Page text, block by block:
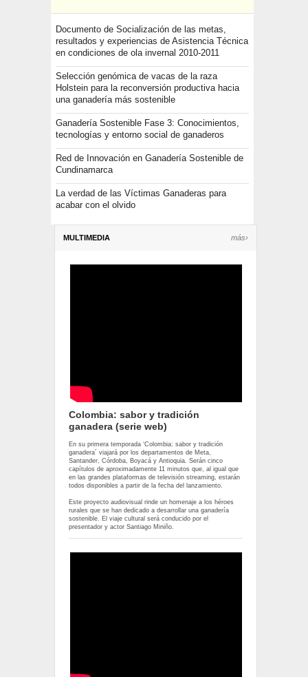
Documento de Socialización de las metas,
resultados y experiencias de Asistencia Técnica
en condiciones de ola invernal 2010-2011
Selección genómica de vacas de la raza
Holstein para la reconversión productiva hacia
una ganadería más sostenible
Ganadería Sostenible Fase 3: Conocimientos,
tecnologías y entorno social de ganaderos
Red de Innovación en Ganadería Sostenible de
Cundinamarca
La verdad de las Víctimas Ganaderas para
acabar con el olvido
MULTIMEDIA más›
Colombia: sabor y tradición
ganadera (serie web)
En su primera temporada ‘Colombia: sabor y tradición
ganadera´ viajará por los departamentos de Meta,
Santander, Córdoba, Boyacá y Antioquia. Serán cinco
capítulos de aproximadamente 11 minutos que, al igual que
en las grandes plataformas de televisión streaming, estarán
todos disponibles a partir de la fecha del lanzamiento.
Este proyecto audiovisual rinde un homenaje a los héroes
rurales que se han dedicado a desarrollar una ganadería
sostenible. El viaje cultural será conducido por el
presentador y actor Santiago Miniño.